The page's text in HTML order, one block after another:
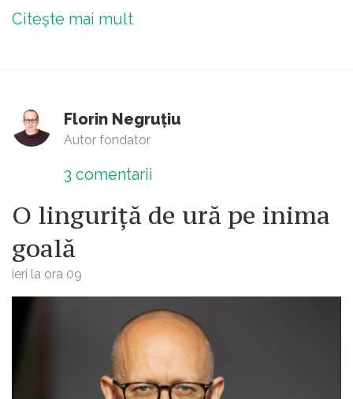
Citește mai mult
Florin Negruțiu
Autor fondator
3 comentarii
O linguriță de ură pe inima
goală
ieri la ora 09